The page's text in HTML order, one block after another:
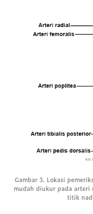
Gambar 3. Lokasi
mudah diukur pada
titik